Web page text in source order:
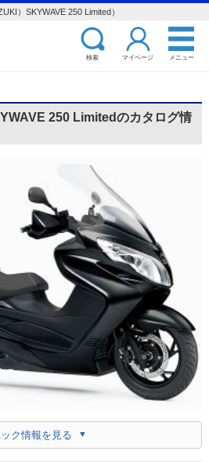
）SKYWAVE 250 Limited）
検索 マイページ メニュー
250 Limitedのカタログ情
ク情報を見る